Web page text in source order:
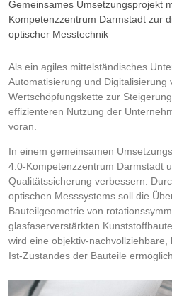
Gemeinsames Umsetzungsprojekt
Kompetenzzentrum Darmstadt zur
optischer Messtechnik
Als ein agiles mittelständisches
Automatisierung und Digitalisierung
Wertschöpfungskette zur
effizienteren Nutzung der
voran.
In einem gemeinsamen
4.0-Kompetenzzentrum Darmstadt
Qualitätssicherung verbessern:
optischen Messsystems soll die
Bauteilgeometrie von
glasfaserverstärkten
wird eine objektiv-
Ist-Zustandes der Bauteile